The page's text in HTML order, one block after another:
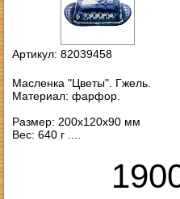
Артикул: 82039458
Масленка "Цветы". Гжель.
Материал: фарфор.
Размер: 200х120х90 мм
Вес: 640 г ....